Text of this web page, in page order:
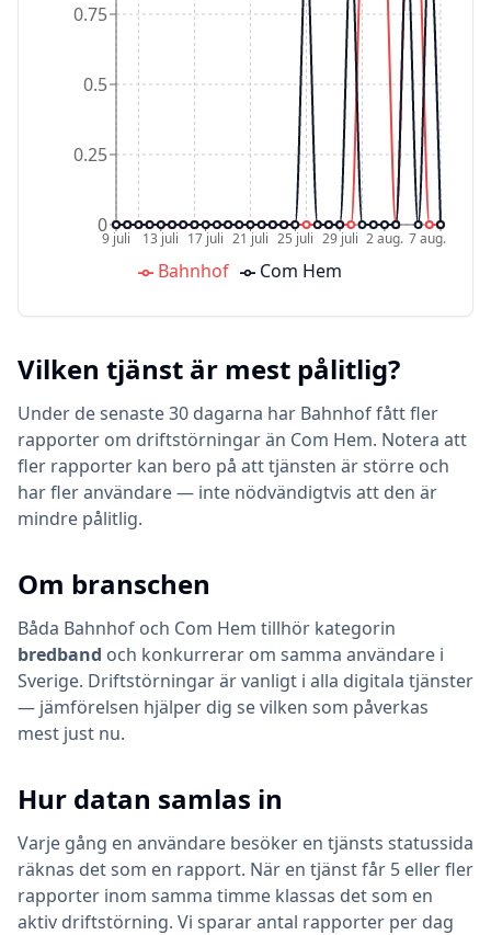
9 juli 13 juli 17 juli 21 juli 25 juli 29 juli 2 aug. 7 aug.
0
0.25
0.5
0.75
Bahnhof Com Hem
Vilken tjänst är mest pålitlig?
Under de senaste 30 dagarna har Bahnhof fått fler
rapporter om driftstörningar än Com Hem. Notera att
fler rapporter kan bero på att tjänsten är större och
har fler användare — inte nödvändigtvis att den är
mindre pålitlig.
Om branschen
Båda Bahnhof och Com Hem tillhör kategorin
bredband och konkurrerar om samma användare i
Sverige. Driftstörningar är vanligt i alla digitala tjänster
— jämförelsen hjälper dig se vilken som påverkas
mest just nu.
Hur datan samlas in
Varje gång en användare besöker en tjänsts statussida
räknas det som en rapport. När en tjänst får 5 eller fler
rapporter inom samma timme klassas det som en
aktiv driftstörning. Vi sparar antal rapporter per dag